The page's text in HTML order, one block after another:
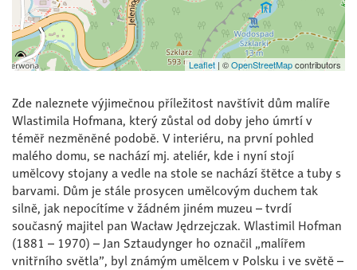
Leaflet | ©OpenStreetMapcontributors
Zde naleznete výjimečnou příležitost navštívit dům malíře
Wlastimila Hofmana, který zůstal od doby jeho úmrtí v
téměř nezměněné podobě. V interiéru, na první pohled
malého domu, se nachází mj. ateliér, kde i nyní stojí
umělcovy stojany a vedle na stole se nachází štětce a tuby s
barvami. Dům je stále prosycen umělcovým duchem tak
silně, jak nepocítíme v žádném jiném muzeu – tvrdí
současný majitel pan Wacław Jędrzejczak. Wlastimil Hofman
(1881 – 1970) – Jan Sztaudynger ho označil „malířem
vnitřního světla”, byl známým umělcem v Polsku i ve světě –